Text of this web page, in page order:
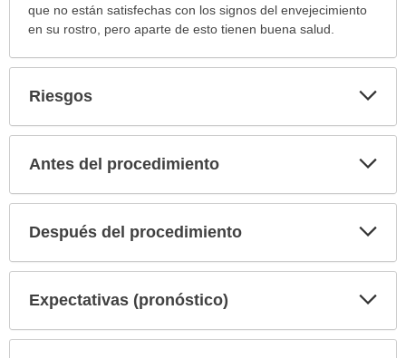
que no están satisfechas con los signos del envejecimiento
en su rostro, pero aparte de esto tienen buena salud.
Riesgos
Antes del procedimiento
Después del procedimiento
Expectativas (pronóstico)